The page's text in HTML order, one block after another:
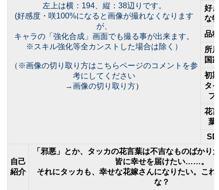
左上は横：194、縦：38辺りです。
(好感度・咲100%になると画像が撮れなくなります
が、
キャラの「強化合成」画面でも撮る事が出来ます。
※スキル強化等全カンストした場合は除く）
（※画像の切り取り方はこちらページのコメントを参
考にしてください
→画像の切り取り方）
好
な
品
所
国
初
タ
プ
花
葉
SD
自己
紹介
「邪悪」とか、タッカの花言葉は不吉なものばか
皆に幸せを届けたい……。
それにタッカも、幸せな花嫁さんになりたい。こ
な？